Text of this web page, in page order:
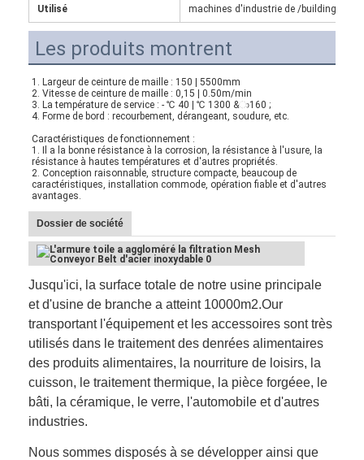
Utilisé machines d'industrie de /building
Les produits montrent
1. Largeur de ceinture de maille : 150 | 5500mm
2. Vitesse de ceinture de maille : 0,15 | 0.50m/min
3. La température de service : - ℃ 40 | ℃ 1300 &ා160 ;
4. Forme de bord : recourbement, dérangeant, soudure, etc.
Caractéristiques de fonctionnement :
1. Il a la bonne résistance à la corrosion, la résistance à l'usure, la
résistance à hautes températures et d'autres propriétés.
2. Conception raisonnable, structure compacte, beaucoup de
caractéristiques, installation commode, opération fiable et d'autres
avantages.
Dossier de société
Jusqu'ici, la surface totale de notre usine principale
et d'usine de branche a atteint 10000m2.Our
transportant l'équipement et les accessoires sont très
utilisés dans le traitement des denrées alimentaires
des produits alimentaires, la nourriture de loisirs, la
cuisson, le traitement thermique, la pièce forgéee, le
bâti, la céramique, le verre, l'automobile et d'autres
industries.
Nous sommes disposés à se développer ainsi que